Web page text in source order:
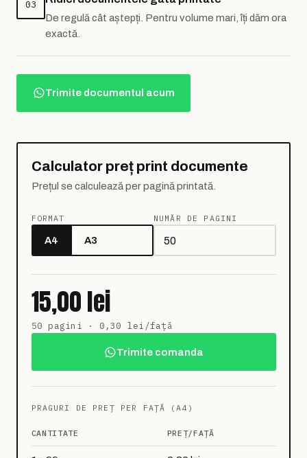
03
De regulă cât aștepți. Pentru volume mari, îți dăm ora
exactă.
Trimite documentul acum
Calculator preț print documente
Prețul se calculează per pagină printată.
FORMAT
A4 A3
NUMĂR DE PAGINI
15,00 lei
50 pagini · 0,30 lei/față
Trimite comanda
PRAGURI DE PREȚ PER FAȚĂ (A4)
CANTITATE PREȚ/FAȚĂ